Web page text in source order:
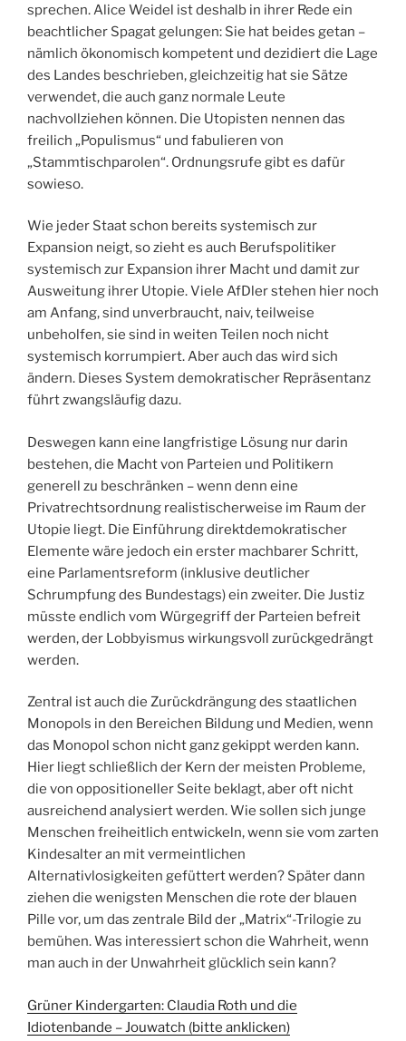
sprechen. Alice Weidel ist deshalb in ihrer Rede ein
beachtlicher Spagat gelungen: Sie hat beides getan –
nämlich ökonomisch kompetent und dezidiert die Lage
des Landes beschrieben, gleichzeitig hat sie Sätze
verwendet, die auch ganz normale Leute
nachvollziehen können. Die Utopisten nennen das
freilich „Populismus“ und fabulieren von
„Stammtischparolen“. Ordnungsrufe gibt es dafür
sowieso.
Wie jeder Staat schon bereits systemisch zur
Expansion neigt, so zieht es auch Berufspolitiker
systemisch zur Expansion ihrer Macht und damit zur
Ausweitung ihrer Utopie. Viele AfDler stehen hier noch
am Anfang, sind unverbraucht, naiv, teilweise
unbeholfen, sie sind in weiten Teilen noch nicht
systemisch korrumpiert. Aber auch das wird sich
ändern. Dieses System demokratischer Repräsentanz
führt zwangsläufig dazu.
Deswegen kann eine langfristige Lösung nur darin
bestehen, die Macht von Parteien und Politikern
generell zu beschränken – wenn denn eine
Privatrechtsordnung realistischerweise im Raum der
Utopie liegt. Die Einführung direktdemokratischer
Elemente wäre jedoch ein erster machbarer Schritt,
eine Parlamentsreform (inklusive deutlicher
Schrumpfung des Bundestags) ein zweiter. Die Justiz
müsste endlich vom Würgegriff der Parteien befreit
werden, der Lobbyismus wirkungsvoll zurückgedrängt
werden.
Zentral ist auch die Zurückdrängung des staatlichen
Monopols in den Bereichen Bildung und Medien, wenn
das Monopol schon nicht ganz gekippt werden kann.
Hier liegt schließlich der Kern der meisten Probleme,
die von oppositioneller Seite beklagt, aber oft nicht
ausreichend analysiert werden. Wie sollen sich junge
Menschen freiheitlich entwickeln, wenn sie vom zarten
Kindesalter an mit vermeintlichen
Alternativlosigkeiten gefüttert werden? Später dann
ziehen die wenigsten Menschen die rote der blauen
Pille vor, um das zentrale Bild der „Matrix“-Trilogie zu
bemühen. Was interessiert schon die Wahrheit, wenn
man auch in der Unwahrheit glücklich sein kann?
Grüner Kindergarten: Claudia Roth und die
Idiotenbande – Jouwatch (bitte anklicken)